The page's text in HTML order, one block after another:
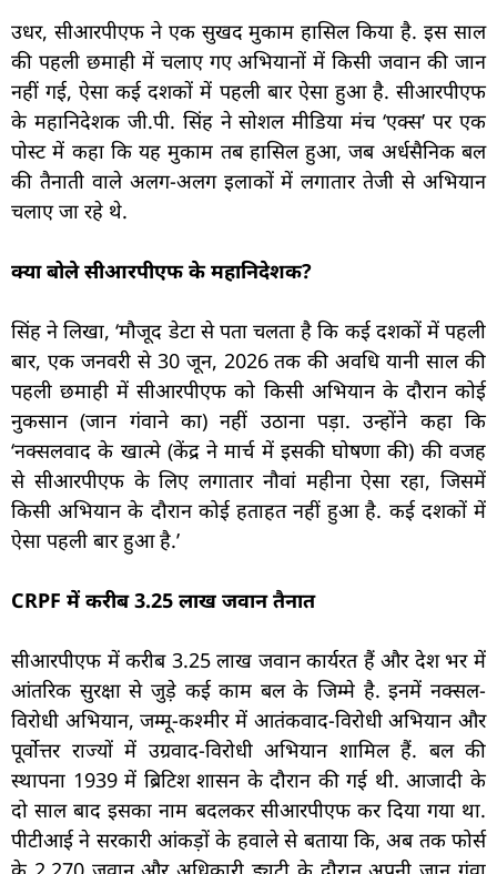
उधर, सीआरपीएफ ने एक सुखद मुकाम हासिल किया है. इस साल
की पहली छमाही में चलाए गए अभियानों में किसी जवान की जान
नहीं गई, ऐसा कई दशकों में पहली बार ऐसा हुआ है. सीआरपीएफ
के महानिदेशक जी.पी. सिंह ने सोशल मीडिया मंच ‘एक्स’ पर एक
पोस्ट में कहा कि यह मुकाम तब हासिल हुआ, जब अर्धसैनिक बल
की तैनाती वाले अलग-अलग इलाकों में लगातार तेजी से अभियान
चलाए जा रहे थे.
क्या बोले सीआरपीएफ के महानिदेशक?
सिंह ने लिखा, ‘मौजूद डेटा से पता चलता है कि कई दशकों में पहली
बार, एक जनवरी से 30 जून, 2026 तक की अवधि यानी साल की
पहली छमाही में सीआरपीएफ को किसी अभियान के दौरान कोई
नुकसान (जान गंवाने का) नहीं उठाना पड़ा. उन्होंने कहा कि
‘नक्सलवाद के खात्मे (केंद्र ने मार्च में इसकी घोषणा की) की वजह
से सीआरपीएफ के लिए लगातार नौवां महीना ऐसा रहा, जिसमें
किसी अभियान के दौरान कोई हताहत नहीं हुआ है. कई दशकों में
ऐसा पहली बार हुआ है.’
CRPF में करीब 3.25 लाख जवान तैनात
सीआरपीएफ में करीब 3.25 लाख जवान कार्यरत हैं और देश भर में
आंतरिक सुरक्षा से जुड़े कई काम बल के जिम्मे है. इनमें नक्सल-
विरोधी अभियान, जम्मू-कश्मीर में आतंकवाद-विरोधी अभियान और
पूर्वोत्तर राज्यों में उग्रवाद-विरोधी अभियान शामिल हैं. बल की
स्थापना 1939 में ब्रिटिश शासन के दौरान की गई थी. आजादी के
दो साल बाद इसका नाम बदलकर सीआरपीएफ कर दिया गया था.
पीटीआई ने सरकारी आंकड़ों के हवाले से बताया कि, अब तक फोर्स